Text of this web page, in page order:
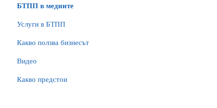
БTПП в медиите
Услуги в БТПП
Какво ползва бизнесът
Видео
Какво предстои